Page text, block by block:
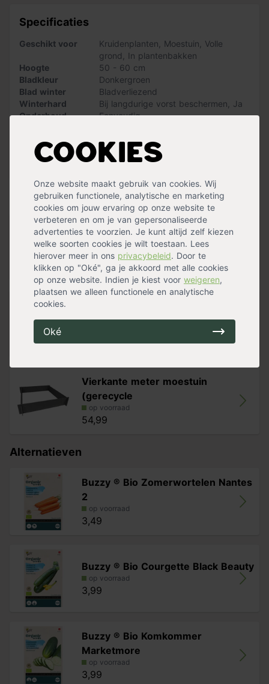
Cookies
Onze website maakt gebruik van cookies. Wij
gebruiken functionele, analytische en marketing
cookies om jouw ervaring op onze website te
verbeteren en om je van gepersonaliseerde
advertenties te voorzien. Je kunt altijd zelf kiezen
welke soorten cookies je wilt toestaan. Lees
hierover meer in ons privacybeleid. Door te
klikken op "Oké", ga je akkoord met alle cookies
op onze website. Indien je kiest voor weigeren,
plaatsen we alleen functionele en analytische
cookies.
Oké
Specificaties
Geschikt voor Kruidenplanten Moestuin
Volle
grond
In plantenbakken
Hoogte
50 - 60 cm
Bladkleur
Donkergroen
Blad winter
Bladverliezend
Winterhard
Bij langdurige vorst beschermen
Ja
Onderhoud
Eenvoudig
Waterbehoefte
Gemiddeld
Oogsttijd
Mei
September
Sterftafindewinter
Ja
Handig voor erbij
Pokon Zaai- en stekgrond Bio
op voorraad
9,99
Vierkante meter moestuin
(gerecycle
op voorraad
54,99
Alternatieven
Buzzy ® Bio Zomerwortelen Nantes
2
op voorraad
3,49
Buzzy ® Bio Courgette Black Beauty
op voorraad
3,99
Buzzy ® Bio Komkommer
Marketmore
op voorraad
3,99